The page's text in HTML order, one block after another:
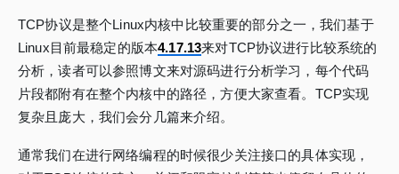
TCP协议是整个Linux内核中比较重要的部分之一，我们基于
Linux目前最稳定的版本4.17.13来对TCP协议进行比较系统的
分析，读者可以参照博文来对源码进行分析学习，每个代码
片段都附有在整个内核中的路径，方便大家查看。TCP实现
复杂且庞大，我们会分几篇来介绍。
通常我们在进行网络编程的时候很少关注接口的具体实现，